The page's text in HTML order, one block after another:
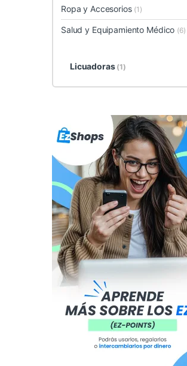
Ropa y Accesorios (1)
Salud y Equipamiento Médico (6)
Licuadoras (1)